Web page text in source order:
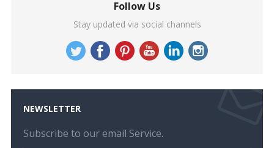
Follow Us
Stay updated via social channels
NEWSLETTER
Subscribe to our email Service.